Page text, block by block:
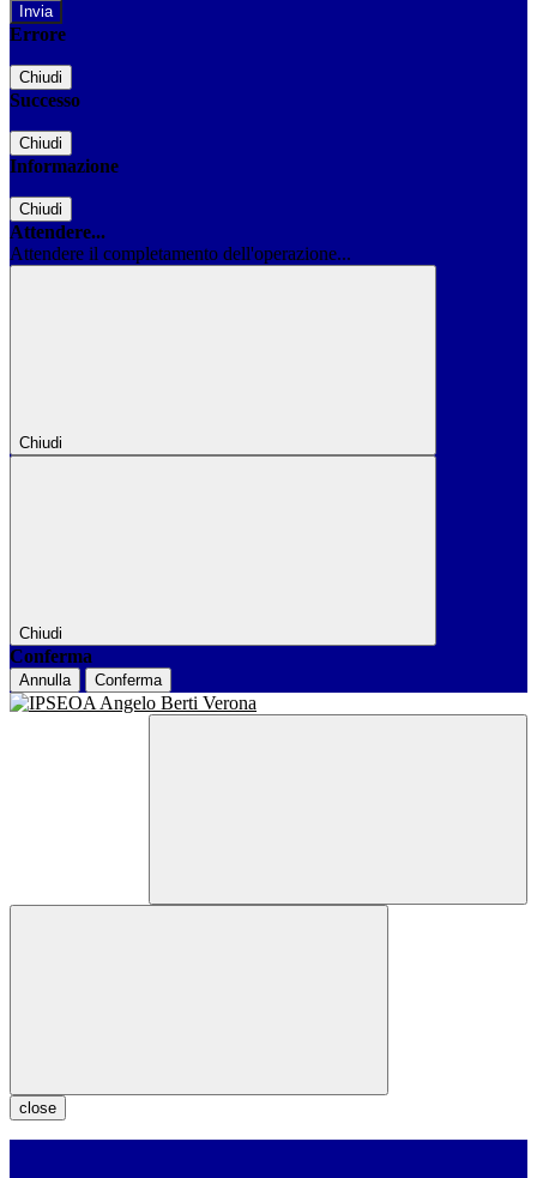
Errore
Chiudi
Successo
Chiudi
Informazione
Chiudi
Attendere...
Attendere il completamento dell'operazione...
Chiudi
Chiudi
Conferma
Annulla Conferma
close